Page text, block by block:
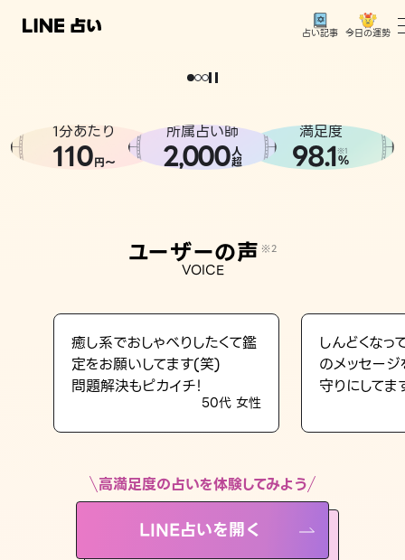
占い記事 今日の運勢
相談事例
占い記事
LINE占いを開く
※LINEアプリ内のサービスページへ遷移します
どうせなら
。
1分あたり
110円〜
所属占い師
2,000人
超
満足度
98.1※1
%
ユーザーの声 ※2
VOICE
癒し系でおしゃべりしたくて鑑
定をお願いしてます(笑)
問題解決もピカイチ！
50代 女性
しんどくなっ
のメッセー
守りにしてま
高満足度の占いを体験してみよう
LINE占いを開く